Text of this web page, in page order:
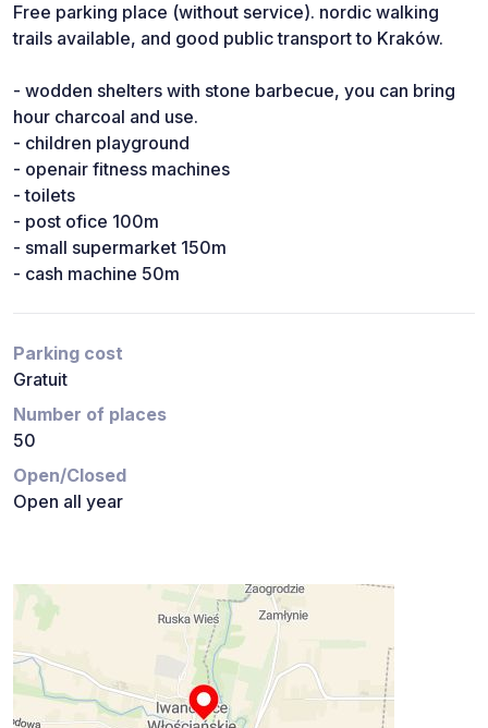
Free parking place (without service). nordic walking
trails available, and good public transport to Kraków.
- wodden shelters with stone barbecue, you can bring
hour charcoal and use.
- children playground
- openair fitness machines
- toilets
- post ofice 100m
- small supermarket 150m
- cash machine 50m
Parking cost
Gratuit
Number of places
50
Open/Closed
Open all year